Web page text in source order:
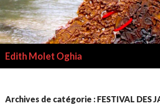
Edith Molet Oghia
Archives de catégorie : FESTIVAL DES